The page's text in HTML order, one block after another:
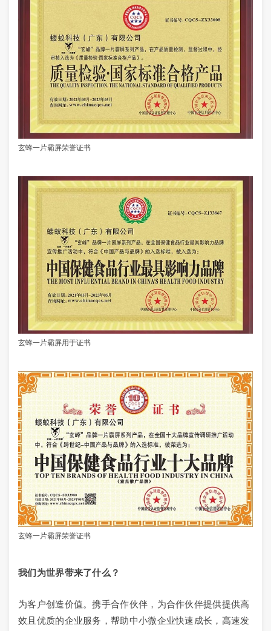
玄蜂一片霸屏荣誉证书
玄蜂一片霸屏用于证书
玄蜂一片霸屏荣誉证书
我们为世界带来了什么？
为客户创造价值。携手合作伙伴，为合作伙伴提供提供高
效且优质的企业服务，帮助中小微企业快速成长，高速发